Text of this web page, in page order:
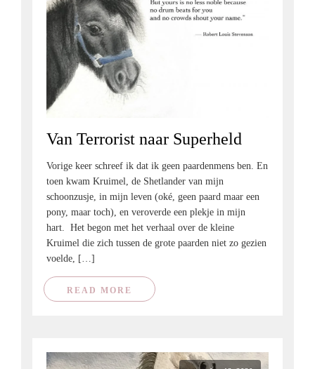
Van Terrorist naar Superheld
Vorige keer schreef ik dat ik geen paardenmens ben. En
toen kwam Kruimel, de Shetlander van mijn
schoonzusje, in mijn leven (oké, geen paard maar een
pony, maar toch), en veroverde een plekje in mijn
hart. Het begon met het verhaal over de kleine
Kruimel die zich tussen de grote paarden niet zo gezien
voelde, […]
READ MORE